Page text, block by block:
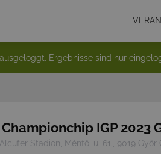
Ergebnisse sind nur
IGP 2023
Alcufer Stadion, Ménfői u. 61., 9019 Győr